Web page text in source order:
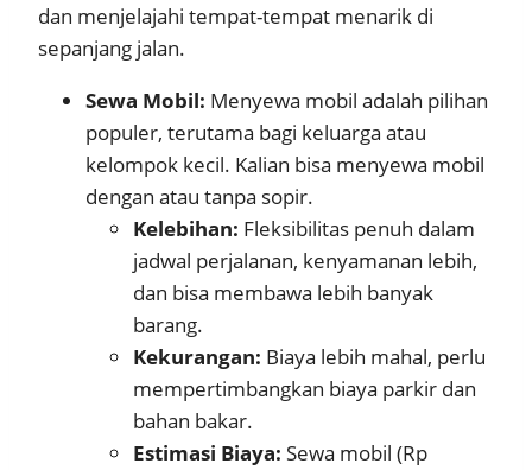
dan menjelajahi tempat-tempat menarik di
sepanjang jalan.
Sewa Mobil: Menyewa mobil adalah pilihan
populer, terutama bagi keluarga atau
kelompok kecil. Kalian bisa menyewa mobil
dengan atau tanpa sopir.
Kelebihan: Fleksibilitas penuh dalam
jadwal perjalanan, kenyamanan lebih,
dan bisa membawa lebih banyak
barang.
Kekurangan: Biaya lebih mahal, perlu
mempertimbangkan biaya parkir dan
bahan bakar.
Estimasi Biaya: Sewa mobil (Rp